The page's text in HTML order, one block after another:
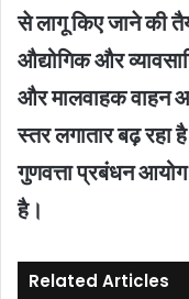
से लागू किए जाने की
औद्योगिक और
और मालवाहक वाहन
स्तर लगातार बढ़ रहा
गुणवत्ता प्रबंधन
है।
Related Articles